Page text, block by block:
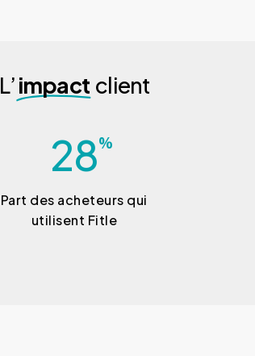
L’impact client
28%
Part des acheteurs qui
utilisent Fitle